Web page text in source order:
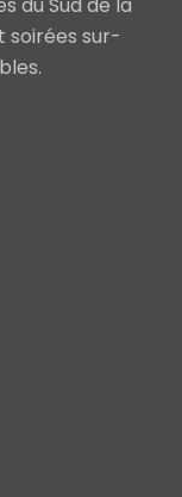
soirées sur-